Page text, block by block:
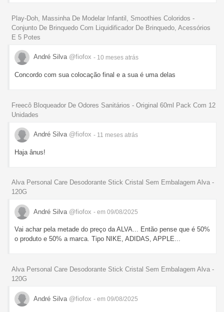
Play-Doh, Massinha De Modelar Infantil, Smoothies Coloridos -
Conjunto De Brinquedo Com Liquidificador De Brinquedo, Acessórios
E 5 Potes
André Silva @fiofox - 10 meses atrás
Concordo com sua colocação final e a sua é uma delas
Freecô Bloqueador De Odores Sanitários - Original 60ml Pack Com 12
Unidades
André Silva @fiofox - 11 meses atrás
Haja ânus!
Alva Personal Care Desodorante Stick Cristal Sem Embalagem Alva -
120G
André Silva @fiofox - em 09/08/2025
Vai achar pela metade do preço da ALVA... Então pense que é 50%
o produto e 50% a marca. Tipo NIKE, ADIDAS, APPLE...
Alva Personal Care Desodorante Stick Cristal Sem Embalagem Alva -
120G
André Silva @fiofox - em 09/08/2025